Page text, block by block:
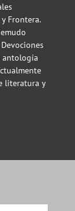
Frontera.
antología
literatura y